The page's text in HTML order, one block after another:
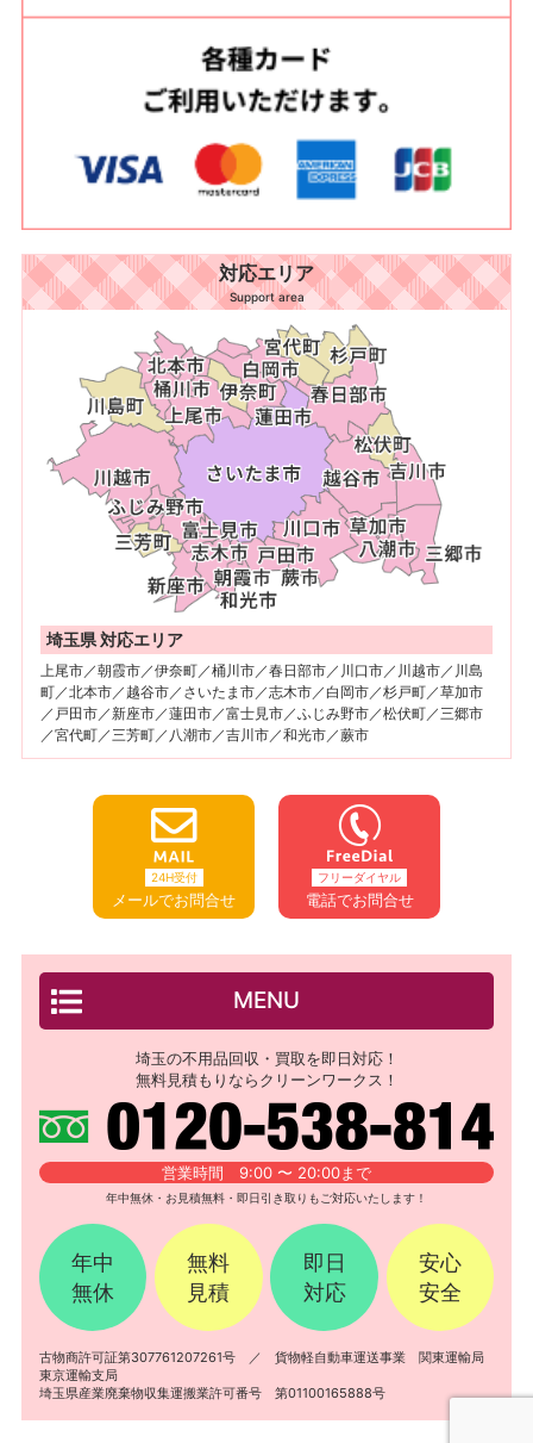
対応エリア
Support area
埼玉県 対応エリア
上尾市／朝霞市／伊奈町／桶川市／春日部市／川口市／川越市／川島
町／北本市／越谷市／さいたま市／志木市／白岡市／杉戸町／草加市
／戸田市／新座市／蓮田市／富士見市／ふじみ野市／松伏町／三郷市
／宮代町／三芳町／八潮市／吉川市／和光市／蕨市
24H受付
メールでお問合せ
フリーダイヤル
電話でお問合せ
MENU
埼玉の不用品回収・買取を即日対応！
無料見積もりならクリーンワークス！
営業時間 9:00 〜 20:00まで
年中無休・お見積無料・即日引き取りもご対応いたします！
年中
無休
無料
見積
即日
対応
安心
安全
古物商許可証第307761207261号 ／ 貨物軽自動車運送事業 関東運輸局
東京運輸支局
埼玉県産業廃棄物収集運搬業許可番号 第01100165888号